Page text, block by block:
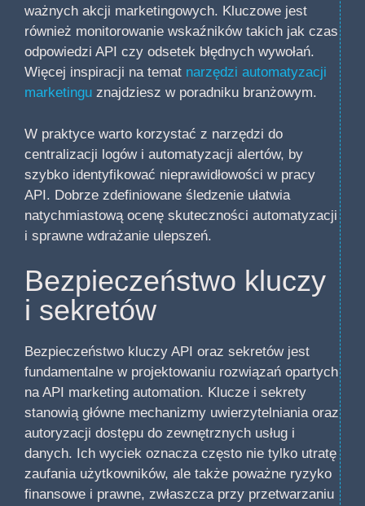
ważnych akcji marketingowych. Kluczowe jest
również monitorowanie wskaźników takich jak czas
odpowiedzi API czy odsetek błędnych wywołań.
Więcej inspiracji na temat narzędzi automatyzacji
marketingu znajdziesz w poradniku branżowym.
W praktyce warto korzystać z narzędzi do
centralizacji logów i automatyzacji alertów, by
szybko identyfikować nieprawidłowości w pracy
API. Dobrze zdefiniowane śledzenie ułatwia
natychmiastową ocenę skuteczności automatyzacji
i sprawne wdrażanie ulepszeń.
Bezpieczeństwo kluczy
i sekretów
Bezpieczeństwo kluczy API oraz sekretów jest
fundamentalne w projektowaniu rozwiązań opartych
na API marketing automation. Klucze i sekrety
stanowią główne mechanizmy uwierzytelniania oraz
autoryzacji dostępu do zewnętrznych usług i
danych. Ich wyciek oznacza często nie tylko utratę
zaufania użytkowników, ale także poważne ryzyko
finansowe i prawne, zwłaszcza przy przetwarzaniu